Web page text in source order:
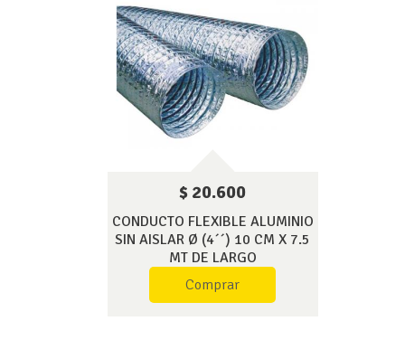
$ 20.600
CONDUCTO FLEXIBLE ALUMINIO
SIN AISLAR Ø (4´´) 10 CM X 7.5
MT DE LARGO
Comprar